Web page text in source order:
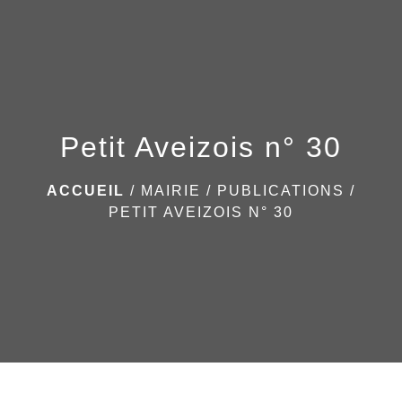
Petit Aveizois n° 30
ACCUEIL / MAIRIE / PUBLICATIONS /
PETIT AVEIZOIS N° 30